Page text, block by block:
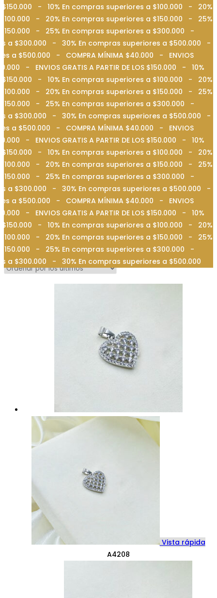
$150.000 - 10% En compras superiores a $100.000 - 20%
$100.000 - 20% En compras superiores a $150.000 - 25%
$150.000 - 25% En compras superiores a $300.000 -
a $300.000 - 30% En compras superiores a $500.000 -
a $500.000 - COMPRA MÍNIMA $40.000 - ENVIOS
- ENVIOS GRATIS A PARTIR DE LOS $150.000 - 10%
$150.000 - 10% En compras superiores a $100.000 - 20%
$100.000 - 20% En compras superiores a $150.000 - 25%
$150.000 - 25% En compras superiores a $300.000 -
a $300.000 - 30% En compras superiores a $500.000 -
a $500.000 - COMPRA MÍNIMA $40.000 - ENVIOS
- ENVIOS GRATIS A PARTIR DE LOS $150.000 - 10%
$150.000 - 10% En compras superiores a $100.000 - 20%
$100.000 - 20% En compras superiores a $150.000 - 25%
$150.000 - 25% En compras superiores a $300.000 -
a $300.000 - 30% En compras superiores a $500.000 -
a $500.000 - COMPRA MÍNIMA $40.000 - ENVIOS
- ENVIOS GRATIS A PARTIR DE LOS $150.000 - 10%
$150.000 - 10% En compras superiores a $100.000 - 20%
$100.000 - 20% En compras superiores a $150.000 - 25%
$150.000 - 25% En compras superiores a $300.000 -
a $300.000 - 30% En compras superiores a $500.000
Vista rápida
A4208